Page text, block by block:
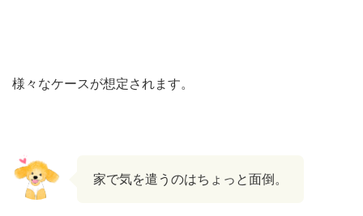
様々なケースが想定されます。
家で気を遣うのはちょっと面倒。